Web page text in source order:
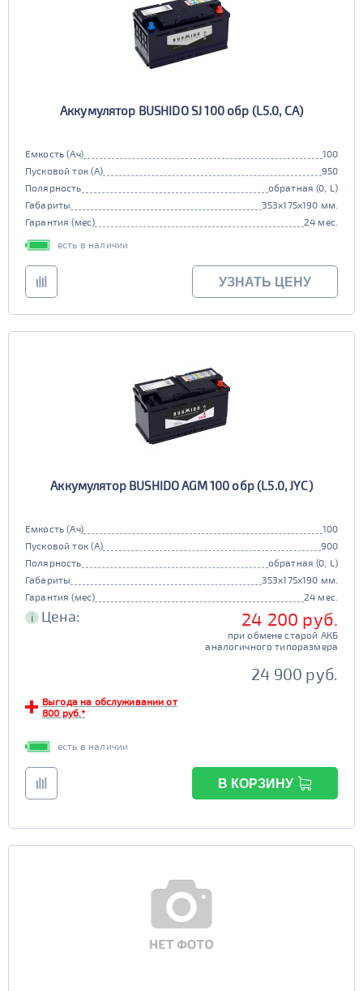
Аккумулятор BUSHIDO SJ 100 обр (L5.0, CA)
Емкость (Ач)
100
Пусковой ток (А)
950
Полярность
обратная (0, L)
Габариты
353x175x190 мм.
Гарантия (мес)
24 мес.
есть в наличии
УЗНАТЬ ЦЕНУ
Аккумулятор BUSHIDO AGM 100 обр (L5.0, JYC)
Емкость (Ач)
100
Пусковой ток (А)
900
Полярность
обратная (0, L)
Габариты
353x175x190 мм.
Гарантия (мес)
24 мес.
i Цена: 24 200 руб.
при обмене старой АКБ
аналогичного типоразмера
24 900 руб.
Выгода на обслуживании от
800 руб.*
есть в наличии
В КОРЗИНУ